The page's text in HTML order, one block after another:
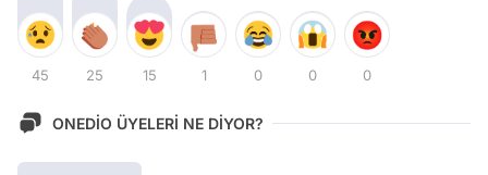
45 25 15 1 0 0 0
ONEDİO ÜYELERİ NE DİYOR?